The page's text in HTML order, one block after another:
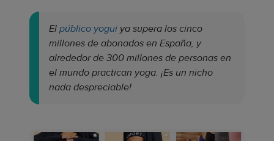
El público yogui ya supera los cinco
millones de abonados en España, y
alrededor de 300 millones de personas en
el mundo practican yoga. ¡Es un nicho
nada despreciable!